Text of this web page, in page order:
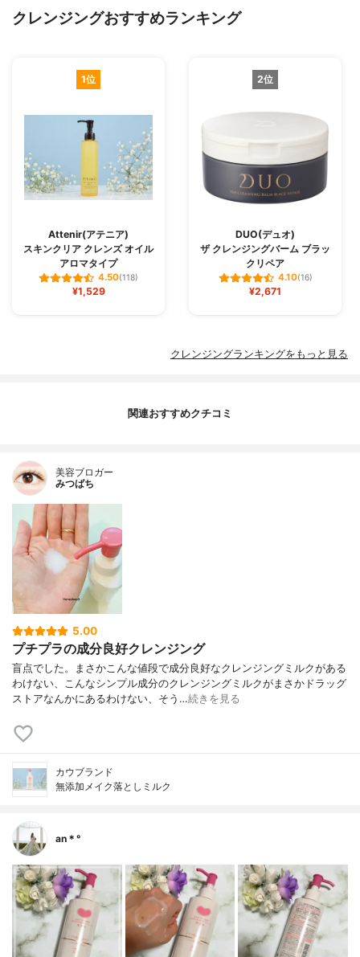
クレンジングおすすめランキング
1位
Attenir(アテニア)
スキンクリア クレンズ オイル
アロマタイプ
4.50(118)
¥1,529
2位
DUO(デュオ)
ザ クレンジングバーム ブラッ
クリペア
4.10(16)
¥2,671
クレンジングランキングをもっと見る
関連おすすめクチコミ
美容ブロガー
みつばち
5.00
プチプラの成分良好クレンジング
盲点でした。まさかこんな値段で成分良好なクレンジングミルクがある
わけない、こんなシンプル成分のクレンジングミルクがまさかドラッグ
ストアなんかにあるわけない、そう…続きを見る
カウブランド
無添加メイク落としミルク
an＊°